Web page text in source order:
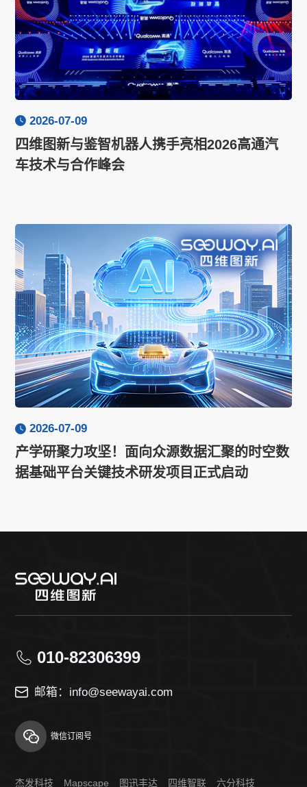
2026-07-09
四维图新与鉴智机器人携手亮相2026高通汽
车技术与合作峰会
2026-07-09
产学研聚力攻坚！面向众源数据汇聚的时空数
据基础平台关键技术研发项目正式启动
010-82306399
邮箱：info@seewayai.com
微信订阅号
杰发科技 Mapscape 图迅丰达 四维智联 六分科技